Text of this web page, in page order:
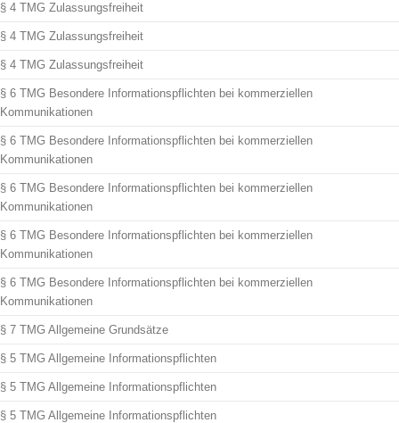
§ 4 TMG Zulassungsfreiheit
§ 4 TMG Zulassungsfreiheit
§ 4 TMG Zulassungsfreiheit
§ 6 TMG Besondere Informationspflichten bei kommerziellen
Kommunikationen
§ 6 TMG Besondere Informationspflichten bei kommerziellen
Kommunikationen
§ 6 TMG Besondere Informationspflichten bei kommerziellen
Kommunikationen
§ 6 TMG Besondere Informationspflichten bei kommerziellen
Kommunikationen
§ 6 TMG Besondere Informationspflichten bei kommerziellen
Kommunikationen
§ 7 TMG Allgemeine Grundsätze
§ 5 TMG Allgemeine Informationspflichten
§ 5 TMG Allgemeine Informationspflichten
§ 5 TMG Allgemeine Informationspflichten